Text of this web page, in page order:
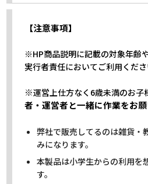
【注意事項】
※HP商品説明に記載の対象年齢
実行者責任においてご利用くださ
※運営上仕方なく6歳未満のお子
者・運営者と一緒に作業をお願
弊社で販売してるのは雑貨・
みになります。
本製品は小学生からの利用を
す。